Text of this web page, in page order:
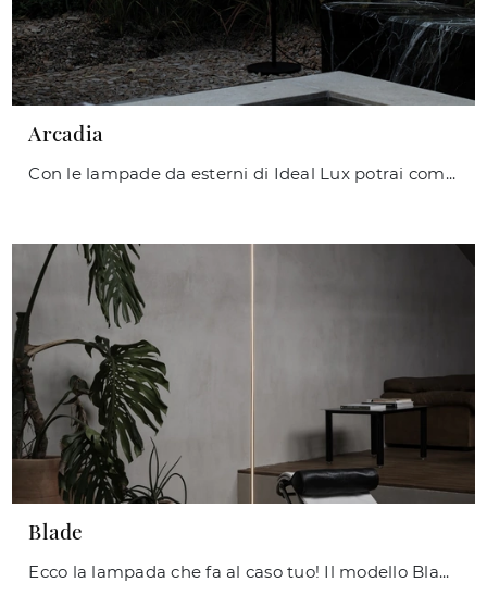
Arcadia
Con le lampade da esterni di Ideal Lux potrai completare i tuoi interni: clicca e scopri Arcadia!
Blade
Ecco la lampada che fa al caso tuo! Il modello Blade è una tra le nostre lampade da terra di Ideal Lux.